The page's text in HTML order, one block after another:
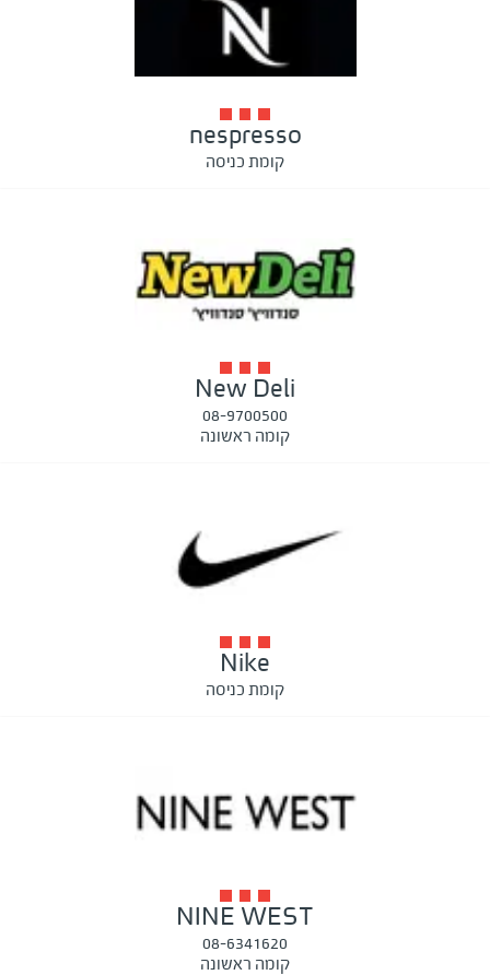
nespresso
קומת כניסה
New Deli
08-9700500
קומה ראשונה
Nike
קומת כניסה
NINE WEST
08-6341620
קומה ראשונה